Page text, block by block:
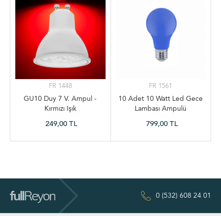
FR 1448
GU10 Duy 7 V. Ampul -
Kırmızı Işık
249,00 TL
FR 1561
10 Adet 10 Watt Led Gece
Lambası Ampulü
799,00 TL
0 (532) 608 24 01